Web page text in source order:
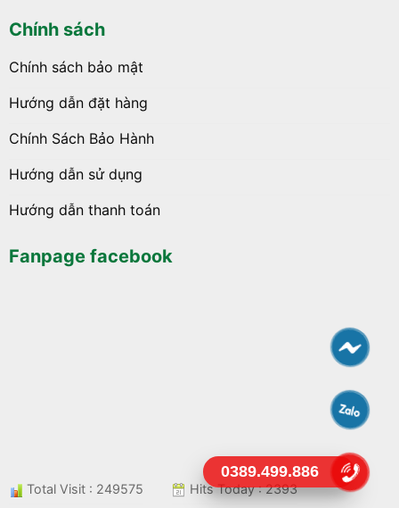
Chính sách
Chính sách bảo mật
Hướng dẫn đặt hàng
Chính Sách Bảo Hành
Hướng dẫn sử dụng
Hướng dẫn thanh toán
Fanpage facebook
Total Visit : 249575 Hits Today : 2393
0389.499.886